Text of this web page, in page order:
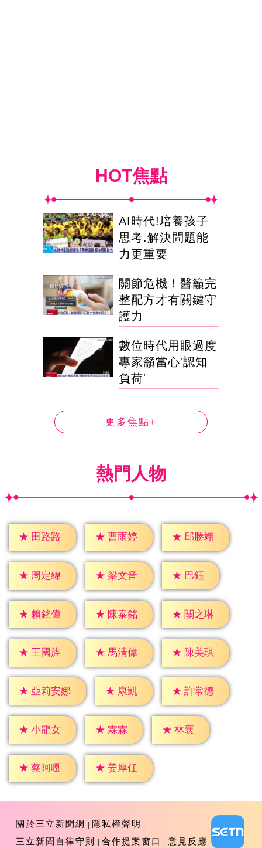
HOT焦點
AI時代!培養孩子
思考.解決問題能
力更重要
關節危機！醫籲完
整配方才有關鍵守
護力
數位時代用眼過度
專家籲當心'認知
負荷'
更多焦點+
熱門人物
★ 田路路 ★ 曹雨婷 ★ 邱勝翊
★ 周定緯 ★ 梁文音 ★ 巴鈺
★ 賴銘偉 ★ 陳泰銘 ★ 關之琳
★ 王國旌 ★ 馬清偉 ★ 陳美琪
★ 亞莉安娜 ★ 康凱 ★ 許常德
★ 小龍女 ★ 霖霖 ★ 林襄
★ 蔡阿嘎 ★ 姜厚任
關於三立新聞網
隱私權聲明
三立新聞自律守則
合作提案窗口 意見反應